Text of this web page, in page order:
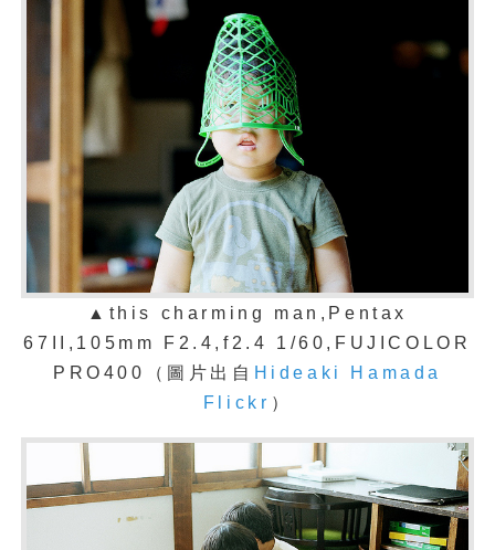
▲ this charming man,Pentax
67II,105mm F2.4,f2.4 1/60,FUJICOLOR
PRO400（圖片出自 Hideaki Hamada
Flickr ）